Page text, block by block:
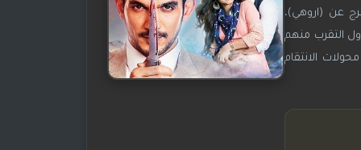
السجن لمدة 15 سنة، بعد سنتان يفرج عن (اروهي)،
التقرب منهم
الانتقام